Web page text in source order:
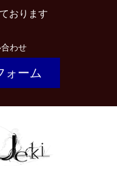
おります
わせ
ォーム